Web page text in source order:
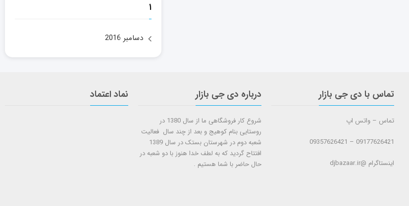
۱
دسامبر 2016
تماس با دی جی بازار
تماس – واتس اپ
09177626421 – 09357626421
اینستاگرام @djbazaar.ir
درباره دی جی بازار
شروع کار فروشگاهی ما از سال 1380 در
روستایی بنام کوهیج و بعد از چند سال فعالیت
شعبه دوم در شهرستان بستک در سال 1389
افتتاح گردید که به لطف خدا هنوز با دو شعبه در
حال حاضر با شما هستيم .
نماد اعتماد